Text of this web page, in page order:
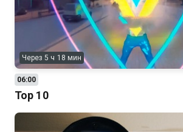
Через 5 ч 18 мин
06:00
Top 10